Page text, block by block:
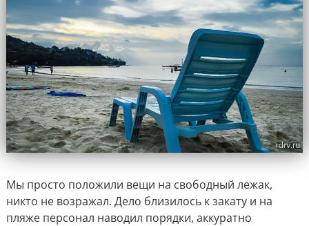
Мы просто положили вещи на свободный лежак,
никто не возражал. Дело близилось к закату и на
пляже персонал наводил порядки, аккуратно